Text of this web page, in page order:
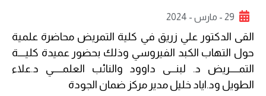
29 - مارس - 2024
القى الدكتور علي زريق في كلية التمريض محاضرة علمية
حول التهاب الكبد الفيروسي وذلك بحضور عميدة كليــــة
التمـــــريض د. لبنـــى داوود والنائب العلمـــــي د.علاء
الطويل ود.اياد خليل مدير مركز ضمان الجودة